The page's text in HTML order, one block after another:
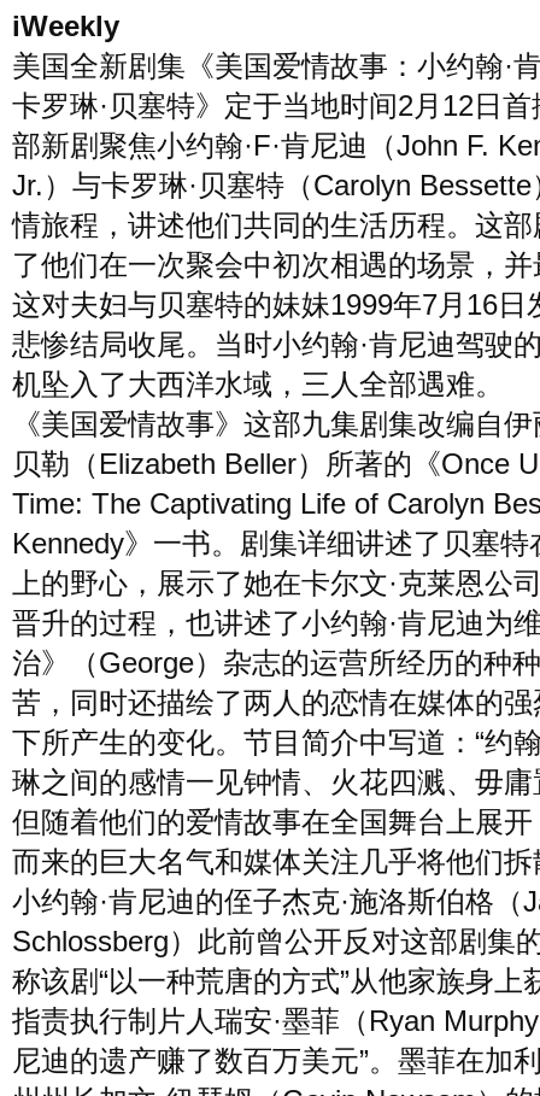
周末 城市 玩物
短片 时事 潮流 艺术
iWeekly
美国全新剧集《美国爱情故事：小约翰·
卡罗琳·贝塞特》定于当地时间2月12日
部新剧聚焦小约翰·F·肯尼迪（John F.
Jr.）与卡罗琳·贝塞特（Carolyn
情旅程，讲述他们共同的生活历程。这
了他们在一次聚会中初次相遇的场景，
这对夫妇与贝塞特的妹妹1999年7月16日
悲惨结局收尾。当时小约翰·肯尼迪驾驶
机坠入了大西洋水域，三人全部遇难。
《美国爱情故事》这部九集剧集改编自伊
贝勒（Elizabeth Beller）所著的《Once
Time: The Captivating Life of Carolyn
Kennedy》一书。剧集详细讲述了贝塞特
上的野心，展示了她在卡尔文·克莱恩公
晋升的过程，也讲述了小约翰·肯尼迪为
治》（George）杂志的运营所经历的种
苦，同时还描绘了两人的恋情在媒体的
下所产生的变化。节目简介中写道：“约
琳之间的感情一见钟情、火花四溅、毋
但随着他们的爱情故事在全国舞台上展
而来的巨大名气和媒体关注几乎将他们拆
小约翰·肯尼迪的侄子杰克·施洛斯伯格（
Schlossberg）此前曾公开反对这部剧集
称该剧“以一种荒唐的方式”从他家族身上
指责执行制片人瑞安·墨菲（Ryan
尼迪的遗产赚了数百万美元”。墨菲在加